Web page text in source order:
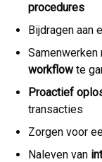
procedures
Bijdragen aan
Samenwerken
workflowte
Proactief
transacties
Zorgen voor
Naleven van